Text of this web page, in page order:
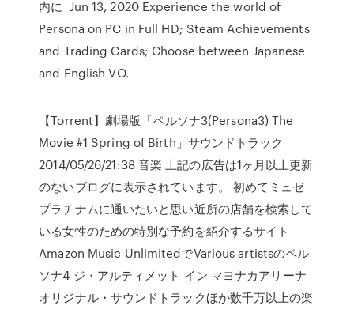
内に Jun 13, 2020 Experience the world of
Persona on PC in Full HD; Steam Achievements
and Trading Cards; Choose between Japanese
and English VO.
【Torrent】劇場版「ペルソナ3(Persona3) The
Movie #1 Spring of Birth」サウンドトラック
2014/05/26/21:38 音楽 上記の広告は1ヶ月以上更新
のないブログに表示されています。 初めてミュゼ
プラチナムに通いたいと思い近所の店舗を検索して
いる女性のための特別な予約を紹介するサイト
Amazon Music UnlimitedでVarious artistsのペル
ソナ4 ジ・アルティメット イン マヨナカアリーナ
オリジナル・サウンドトラックほか数千万以上の楽